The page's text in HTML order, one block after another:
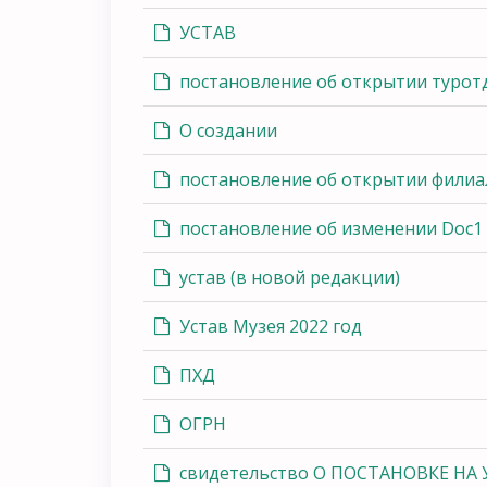
УСТАВ
постановление об открытии
О создании
постановление об открытии
постановление об изменении Doc1
устав (в новой редакции)
Устав Музея 2022 год
ПХД
ОГРН
свидетельство О ПОСТАНОВКЕ НА